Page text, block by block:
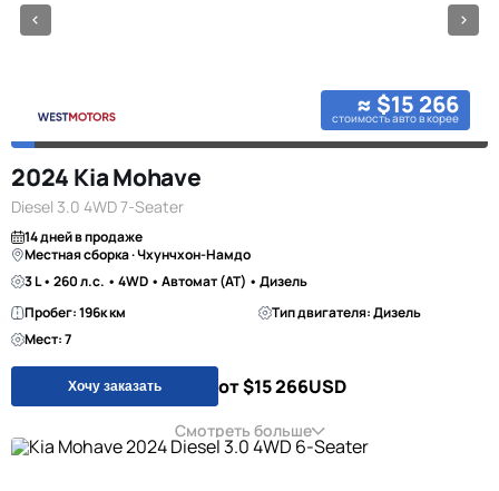
≈ $15 266
стоимость авто в корее
2024 Kia Mohave
Diesel 3.0 4WD 7-Seater
14 дней в продаже
Местная сборка · Чхунчхон-Намдо
3 L • 260 л.с. • 4WD • Автомат (AT) • Дизель
Пробег: 196к км
Тип двигателя: Дизель
Мест: 7
Хочу заказать от $15 266USD
Смотреть больше